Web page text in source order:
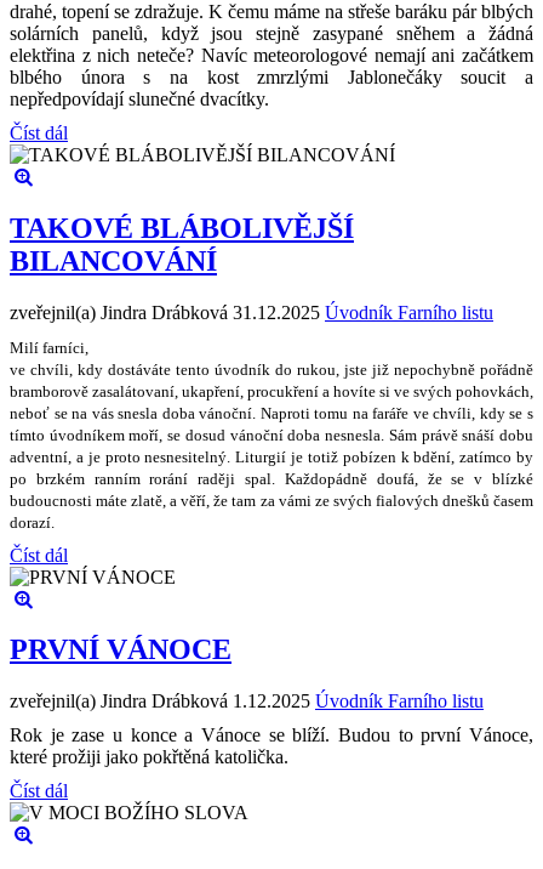
drahé, topení se zdražuje. K čemu máme na střeše baráku pár blbých
solárních panelů, když jsou stejně zasypané sněhem a žádná
elektřina z nich neteče? Navíc meteorologové nemají ani začátkem
blbého února s na kost zmrzlými Jablonečáky soucit a
nepředpovídají slunečné dvacítky.
Číst dál
TAKOVÉ BLÁBOLIVĚJŠÍ
BILANCOVÁNÍ
zveřejnil(a) Jindra Drábková 31.12.2025 Úvodník Farního listu
Milí farníci,
ve chvíli, kdy dostáváte tento úvodník do rukou, jste již nepochybně pořádně
bramborově zasalátovaní, ukapření, procukření a hovíte si ve svých pohovkách,
neboť se na vás snesla doba vánoční. Naproti tomu na faráře ve chvíli, kdy se s
tímto úvodníkem moří, se dosud vánoční doba nesnesla. Sám právěsnáší dobu
adventní, a je proto nesnesitelný . Liturgií je totiž pobízen k bdění, zatímco by
po brzkém ranním rorání raději spal. Každopádně doufá, že se v blízké
budoucnosti máte zlatě , a věří,že tam za vámi ze svých fialových dnešků časem
dorazí.
Číst dál
PRVNÍ VÁNOCE
zveřejnil(a) Jindra Drábková 1.12.2025 Úvodník Farního listu
Rok je zase u konce a Vánoce se blíží. Budou to první Vánoce,
které prožiji jako pokřtěná katolička.
Číst dál